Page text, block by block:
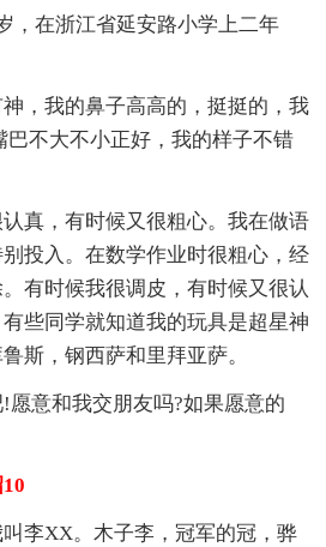
，在浙江省延安路小学上二年
，我的鼻子高高的，挺挺的，我
巴不大不小正好，我的样子不错
真，有时候又很粗心。我在做语
投入。在数学作业时很粗心，经
有时候我很调皮，有时候又很认
些同学就知道我的玩具是超星神
斯，钢西萨和里拜亚萨。
愿意和我交朋友吗?如果愿意的
李XX。木子李，冠军的冠，骅